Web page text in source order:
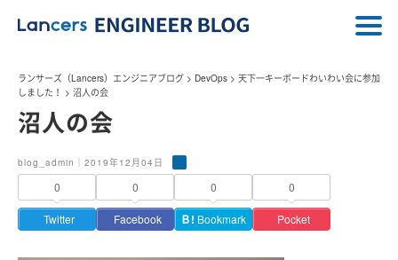
ランサーズ（Lancers）エンジニアブログ > DevOps > 天下一キーボードわいわい会に参加
しました！ > 沼人の会
沼人の会
blog_admin｜2019年12月04日
0
Twitter
0
Facebook
0
Ｂ! Bookmark
0
Pocket